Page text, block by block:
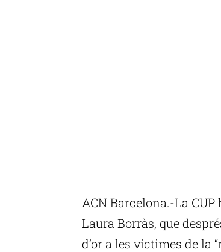
ACN Barcelona.-La
Laura Borràs, que
d’or a les víctimes de la